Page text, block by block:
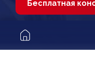
Бесплатная